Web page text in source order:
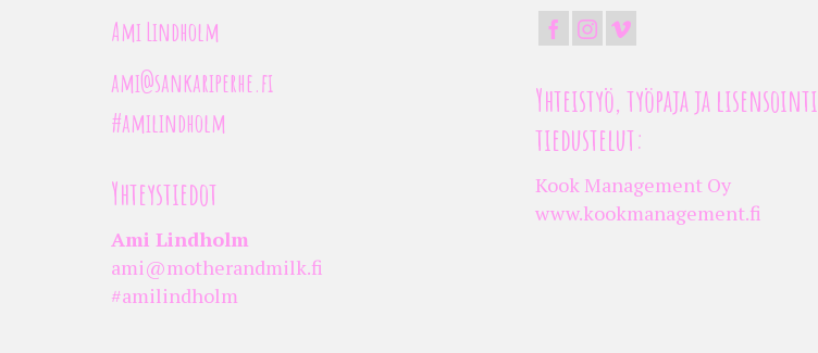
Ami Lindholm
ami@sankariperhe.fi
#amilindholm
Yhteystiedot
Ami Lindholm
ami@motherandmilk.fi
#amilindholm
Yhteistyö, työpaja ja lisensointi
tiedustelut:
Kook Management Oy
www.kookmanagement.fi